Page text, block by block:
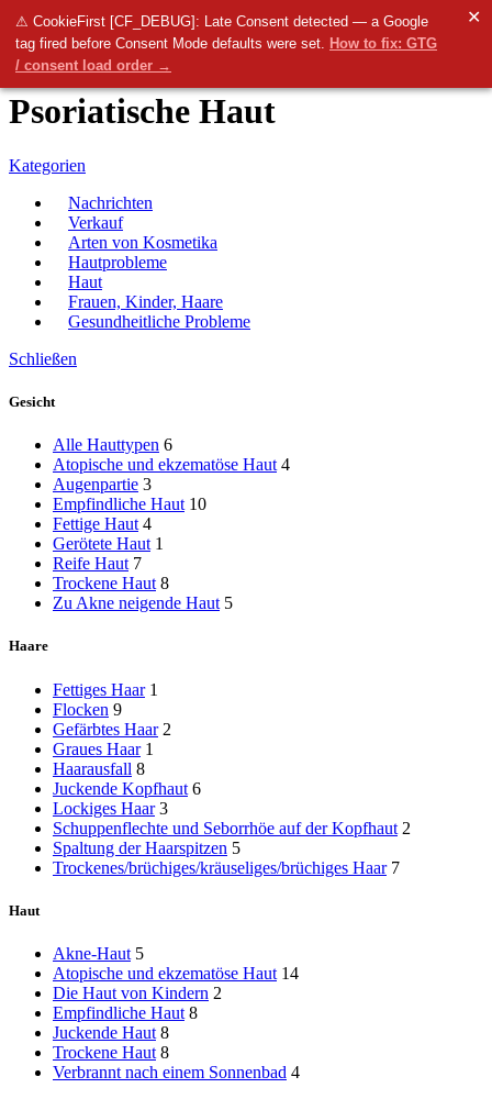
⚠ CookieFirst [CF_DEBUG]: Late Consent detected — a Google
tag fired before Consent Mode defaults were set. How to fix: GTG
/ consent load order →
✕
Menü
0 items 0.00
Psoriatische Haut
Kategorien
Nachrichten
Verkauf
Arten von Kosmetika
Hautprobleme
Haut
Frauen, Kinder, Haare
Gesundheitliche Probleme
Schließen
Gesicht
Alle Hauttypen 6
Atopische und ekzematöse Haut 4
Augenpartie 3
Empfindliche Haut 10
Fettige Haut 4
Gerötete Haut 1
Reife Haut 7
Trockene Haut 8
Zu Akne neigende Haut 5
Haare
Fettiges Haar 1
Flocken 9
Gefärbtes Haar 2
Graues Haar 1
Haarausfall 8
Juckende Kopfhaut 6
Lockiges Haar 3
Schuppenflechte und Seborrhöe auf der Kopfhaut 2
Spaltung der Haarspitzen 5
Trockenes/brüchiges/kräuseliges/brüchiges Haar 7
Haut
Akne-Haut 5
Atopische und ekzematöse Haut 14
Die Haut von Kindern 2
Empfindliche Haut 8
Juckende Haut 8
Trockene Haut 8
Verbrannt nach einem Sonnenbad 4